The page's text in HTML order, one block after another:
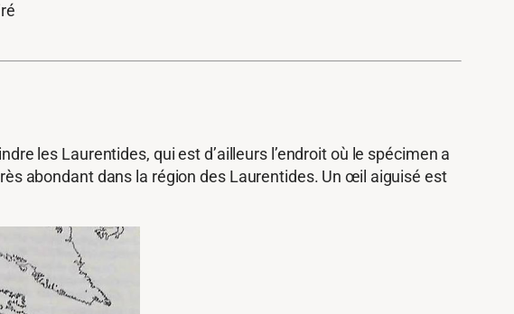
les Laurentides, qui est d’ailleurs l’endroit où le spécimen a
abondant dans la région des Laurentides. Un œil aiguisé est